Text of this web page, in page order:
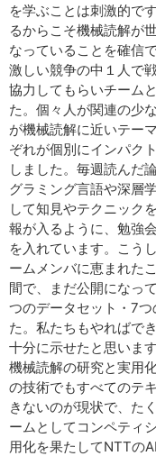
を学ぶことは刺激的で
るからこそ機械読解が
なっていることを確信
激しい競争の中１人で
協力してもらいチーム
た。個々人が関連の少
が機械読解に近いテー
ぞれが個別にインパク
しました。毎週読んだ
グラミング言語や深層
して知見やテクニック
報が入るように、勉強
を入れています。こう
ームメンバに恵まれた
間で、まだ公開になっ
つのデータセット・7
た。私たちもやればで
十分に示せたと思います
機械読解の研究と実用
の技術でもすべてのテ
きないのが現状で、た
ームとしてコンペティ
用化を果たしてNTTの